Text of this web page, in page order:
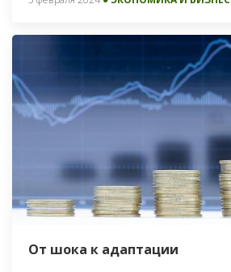
От шока к адаптации